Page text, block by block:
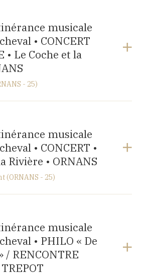
musicale
• CONCERT
• Le Coche et la
- 25)
à Ornans,
Tassigny, 25290 Ornans
musicale
• CONCERT •
Rivière • ORNANS
(ORNANS - 25)
Ornansmusicale
• PHILO « De
RENCONTRE